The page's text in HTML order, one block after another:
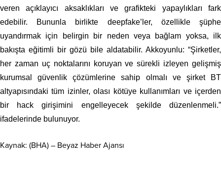
veren açıklayıcı aksaklıkları ve grafikteki yapaylıkları fark
edebilir. Bununla birlikte deepfake’ler, özellikle şüphe
uyandırmak için belirgin bir neden veya bağlam yoksa, ilk
bakışta eğitimli bir gözü bile aldatabilir. Akkoyunlu: “Şirketler,
her zaman uç noktalarını koruyan ve sürekli izleyen gelişmiş
kurumsal güvenlik çözümlerine sahip olmalı ve şirket BT
altyapısındaki tüm izinler, olası kötüye kullanımları ve içerden
bir hack girişimini engelleyecek şekilde düzenlenmeli.”
ifadelerinde bulunuyor.
Kaynak: (BHA) – Beyaz Haber Ajansı